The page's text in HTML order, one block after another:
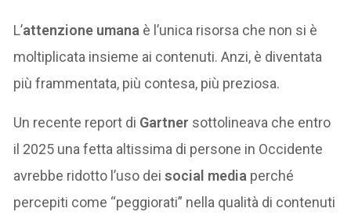
L’attenzione umana è l’unica risorsa che non si è
moltiplicata insieme ai contenuti. Anzi, è diventata
più frammentata, più contesa, più preziosa.
Un recente report di Gartner sottolineava che entro
il 2025 una fetta altissima di persone in Occidente
avrebbe ridotto l’uso deisocial media perché
percepiti come “peggiorati” nella qualità di contenuti